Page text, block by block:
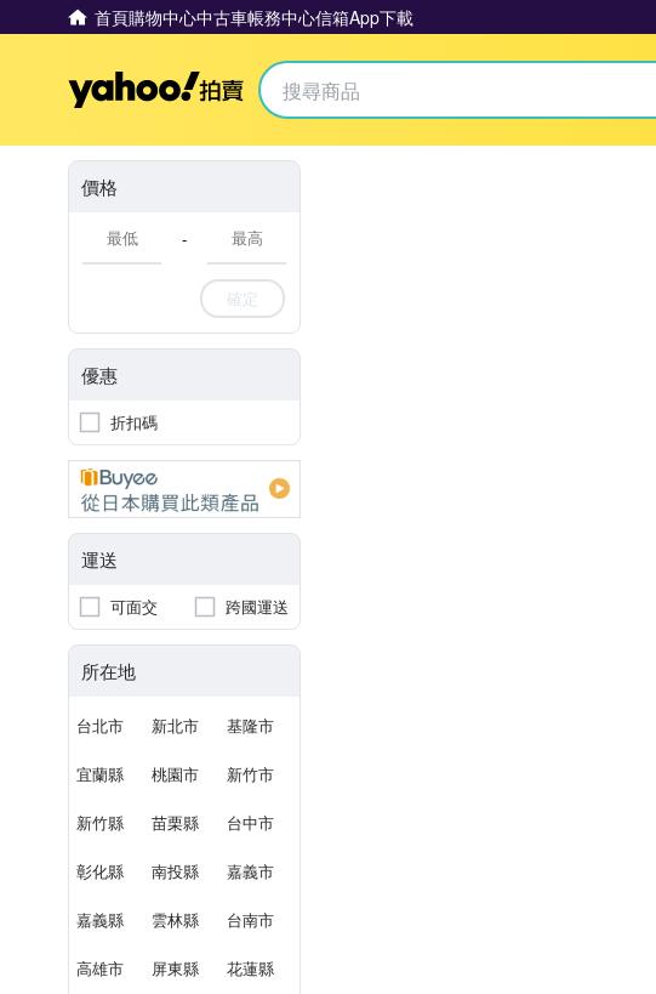
首頁購物中心中古車帳務中心信箱App下載
Yahoo拍賣
價格
-
確定
優惠
折扣碼
運送
可面交 跨國運送
所在地
台北市 新北市 基隆市
宜蘭縣 桃園市 新竹市
新竹縣 苗栗縣 台中市
彰化縣 南投縣 嘉義市
嘉義縣 雲林縣 台南市
高雄市 屏東縣 花蓮縣